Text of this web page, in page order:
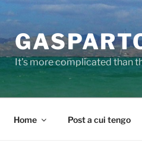
It's more complicated than
Home Post a cui tengo